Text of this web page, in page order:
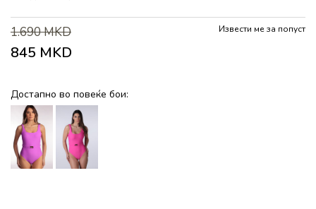
1.690MKD
845 MKD
Извести ме за попуст
Достапно во повеќе бои: